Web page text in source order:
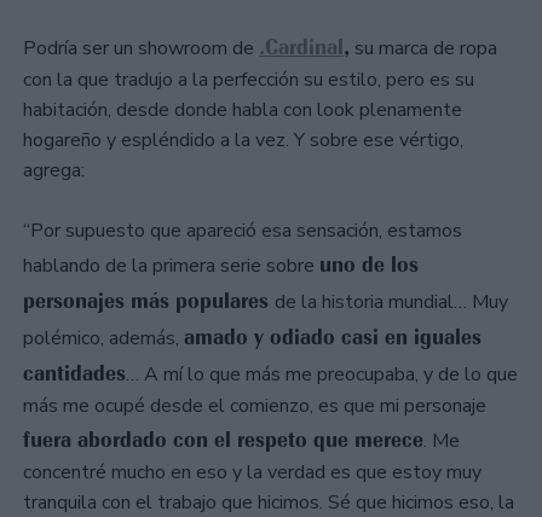
Podría ser un showroom de .Cardinal, su marca de ropa
con la que tradujo a la perfección su estilo, pero es su
habitación, desde donde habla con look plenamente
hogareño y espléndido a la vez. Y sobre ese vértigo,
agrega:
“Por supuesto que apareció esa sensación, estamos
hablando de la primera serie sobre uno de los
personajes más populares de la historia mundial… Muy
polémico, además, amado y odiado casi en iguales
cantidades… A mí lo que más me preocupaba, y de lo que
más me ocupé desde el comienzo, es que mi personaje
fuera abordado con el respeto que merece. Me
concentré mucho en eso y la verdad es que estoy muy
tranquila con el trabajo que hicimos. Sé que hicimos eso, la